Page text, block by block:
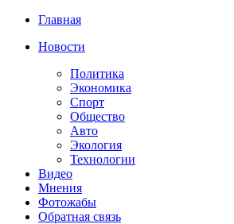
Главная
Новости
Политика
Экономика
Спорт
Общество
Авто
Экология
Технологии
Видео
Мнения
Фотожабы
Обратная связь